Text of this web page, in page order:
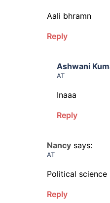
Aali bhramn
Reply
Ashwani
AT
Inaaa
Reply
Nancy says:
AT
Political science
Reply